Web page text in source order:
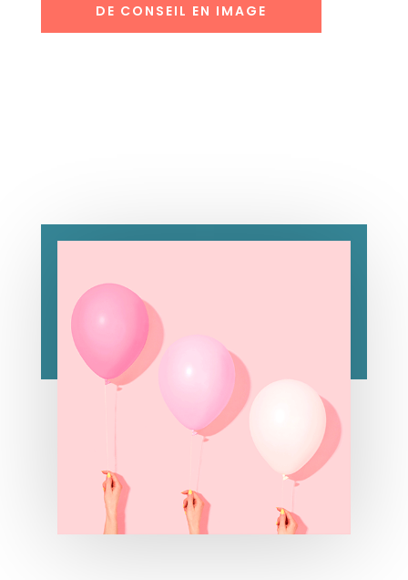
DE CONSEIL EN IMAGE